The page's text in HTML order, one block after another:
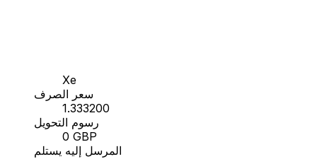
Xe
سعر الصرف
1.333200
رسوم التحويل
0 GBP
المرسل إليه يستلم